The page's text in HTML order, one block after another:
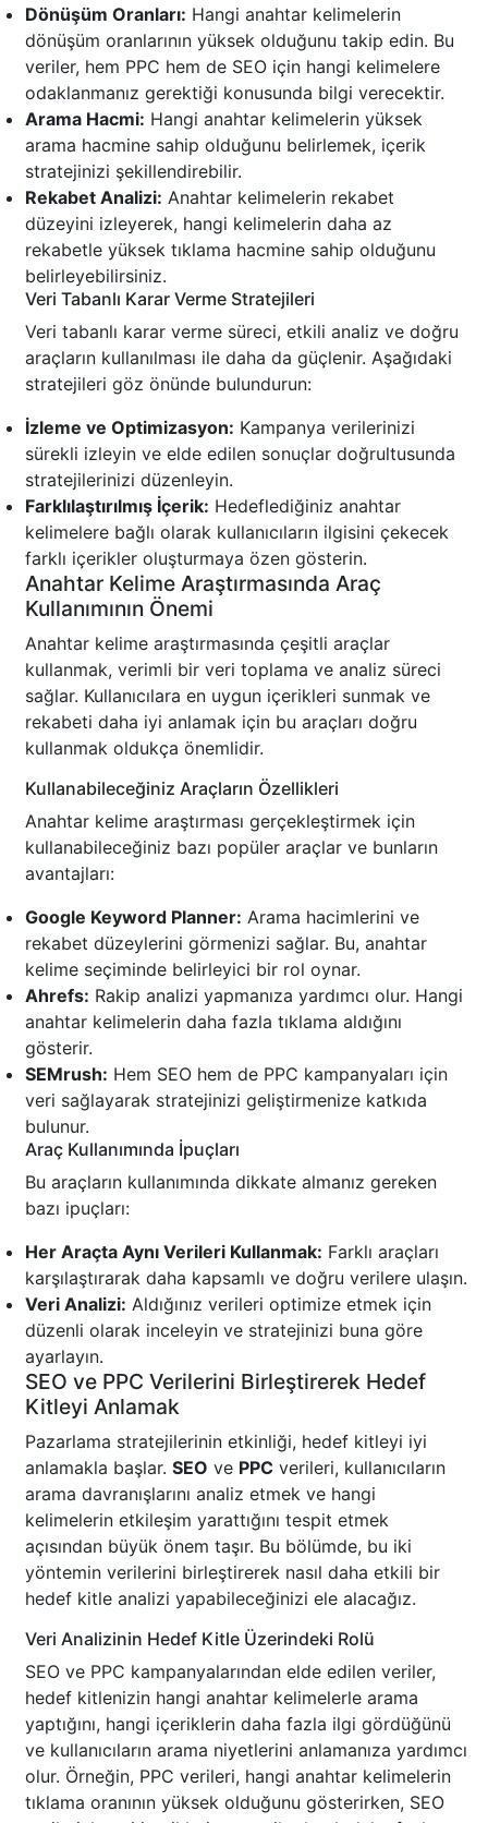
Dönüşüm Oranları: Hangi anahtar kelimelerin
dönüşüm oranlarının yüksek olduğunu takip edin. Bu
veriler, hem PPC hem de SEO için hangi kelimelere
odaklanmanız gerektiği konusunda bilgi verecektir.
Arama Hacmi: Hangi anahtar kelimelerin yüksek
arama hacmine sahip olduğunu belirlemek, içerik
stratejinizi şekillendirebilir.
Rekabet Analizi: Anahtar kelimelerin rekabet
düzeyini izleyerek, hangi kelimelerin daha az
rekabetle yüksek tıklama hacmine sahip olduğunu
belirleyebilirsiniz.
Veri Tabanlı Karar Verme Stratejileri
Veri tabanlı karar verme süreci, etkili analiz ve doğru
araçların kullanılması ile daha da güçlenir. Aşağıdaki
stratejileri göz önünde bulundurun:
İzleme ve Optimizasyon: Kampanya verilerinizi
sürekli izleyin ve elde edilen sonuçlar doğrultusunda
stratejilerinizi düzenleyin.
Farklılaştırılmış İçerik: Hedeflediğiniz anahtar
kelimelere bağlı olarak kullanıcıların ilgisini çekecek
farklı içerikler oluşturmaya özen gösterin.
Anahtar Kelime Araştırmasında Araç
Kullanımının Önemi
Anahtar kelime araştırmasında çeşitli araçlar
kullanmak, verimli bir veri toplama ve analiz süreci
sağlar. Kullanıcılara en uygun içerikleri sunmak ve
rekabeti daha iyi anlamak için bu araçları doğru
kullanmak oldukça önemlidir.
Kullanabileceğiniz Araçların Özellikleri
Anahtar kelime araştırması gerçekleştirmek için
kullanabileceğiniz bazı popüler araçlar ve bunların
avantajları:
Google Keyword Planner: Arama hacimlerini ve
rekabet düzeylerini görmenizi sağlar. Bu, anahtar
kelime seçiminde belirleyici bir rol oynar.
Ahrefs: Rakip analizi yapmanıza yardımcı olur. Hangi
anahtar kelimelerin daha fazla tıklama aldığını
gösterir.
SEMrush: Hem SEO hem de PPC kampanyaları için
veri sağlayarak stratejinizi geliştirmenize katkıda
bulunur.
Araç Kullanımında İpuçları
Bu araçların kullanımında dikkate almanız gereken
bazı ipuçları:
Her Araçta Aynı Verileri Kullanmak: Farklı araçları
karşılaştırarak daha kapsamlı ve doğru verilere ulaşın.
Veri Analizi: Aldığınız verileri optimize etmek için
düzenli olarak inceleyin ve stratejinizi buna göre
ayarlayın.
SEO ve PPC Verilerini Birleştirerek Hedef
Kitleyi Anlamak
Pazarlama stratejilerinin etkinliği, hedef kitleyi iyi
anlamakla başlar. SEO ve PPC verileri, kullanıcıların
arama davranışlarını analiz etmek ve hangi
kelimelerin etkileşim yarattığını tespit etmek
açısından büyük önem taşır. Bu bölümde, bu iki
yöntemin verilerini birleştirerek nasıl daha etkili bir
hedef kitle analizi yapabileceğinizi ele alacağız.
Veri Analizinin Hedef Kitle Üzerindeki Rolü
SEO ve PPC kampanyalarından elde edilen veriler,
hedef kitlenizin hangi anahtar kelimelerle arama
yaptığını, hangi içeriklerin daha fazla ilgi gördüğünü
ve kullanıcıların arama niyetlerini anlamanıza yardımcı
olur. Örneğin, PPC verileri, hangi anahtar kelimelerin
tıklama oranının yüksek olduğunu gösterirken, SEO